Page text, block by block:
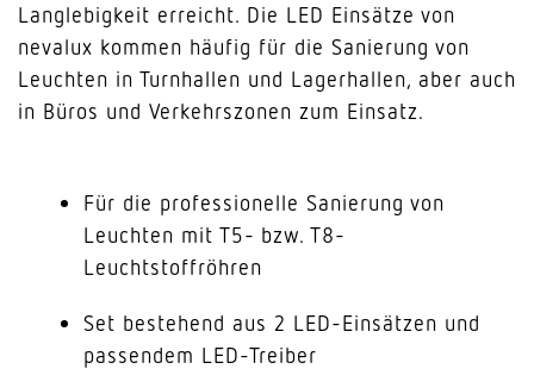
Langlebigkeit erreicht. Die LED Einsätze von
nevalux kommen häufig für die Sanierung von
Leuchten in Turnhallen und Lagerhallen, aber auch
in Büros und Verkehrszonen zum Einsatz.
Für die professionelle Sanierung von
Leuchten mit T5- bzw. T8-
Leuchtstoffröhren
Set bestehend aus 2 LED-Einsätzen und
passendem LED-Treiber